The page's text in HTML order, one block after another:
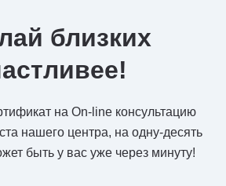
близких
на On-line консультацию
нашего центра, на одну-десять
быть у вас уже через минуту!